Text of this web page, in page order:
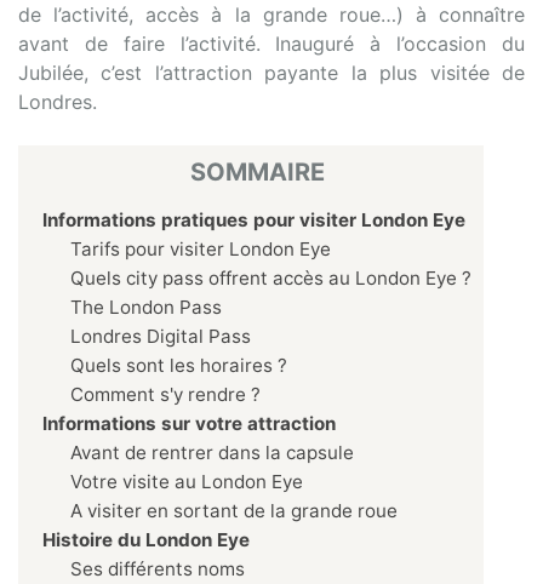
de l’activité, accès à la grande roue…) à connaître
avant de faire l’activité. Inauguré à l’occasion du
Jubilée, c’est l’attraction payante la plus visitée de
Londres.
SOMMAIRE
Informations pratiques pour visiter London Eye
Tarifs pour visiter London Eye
Quels city pass offrent accès au London Eye ?
The London Pass
Londres Digital Pass
Quels sont les horaires ?
Comment s'y rendre ?
Informations sur votre attraction
Avant de rentrer dans la capsule
Votre visite au London Eye
A visiter en sortant de la grande roue
Histoire du London Eye
Ses différents noms